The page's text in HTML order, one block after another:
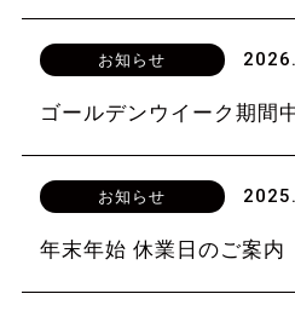
お知らせ
ゴールデンウイーク期間
お知らせ
年末年始 休業日のご案内